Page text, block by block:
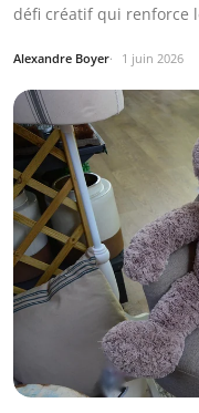
défi créatif qui renforce
Alexandre Boyer 1 juin 2026